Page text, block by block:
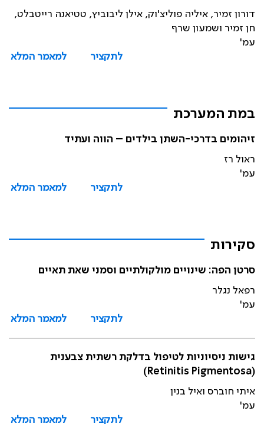
דורון זמיר, איליה פוליצ'וק, אילן ליבוביץ, טטיאנה רייטבלט,
חן זמיר ושמעון שרף
עמ'
לתקציר
למאמר המלא
במת המערכת
זיהומים בדרכי-השתן בילדים – הווה ועתיד
ראול רז
עמ'
לתקציר
למאמר המלא
סקירות
סרטן הפה: שינויים מולקולתיים וסמני שאת תאיים
רפאל נגלר
עמ'
לתקציר
למאמר המלא
גישות ניסיוניות לטיפול בדלקת רשתית צבענית
(Retinitis Pigmentosa)
איתי חוברס ואיל בנין
עמ'
לתקציר
למאמר המלא